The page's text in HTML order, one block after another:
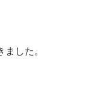
した。